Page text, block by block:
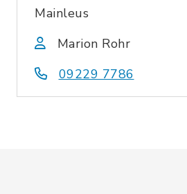
Mainleus
Marion Rohr
09229 7786